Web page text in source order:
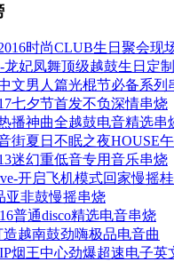
时尚CLUB生日聚会现
妃凤舞顶级越鼓生日定
文男人篇光棍节必备系列
七夕节首发不负深情串烧
播神曲全越鼓电音精选串
街夏日不眠之夜HOUSE
迷幻重低音专用音乐串烧
开启飞机模式回家慢摇
亚非鼓慢摇串烧
普通disco精选电音串烧
造越南鼓劲嗨极品电音曲
烟王中心劲爆超速电子英